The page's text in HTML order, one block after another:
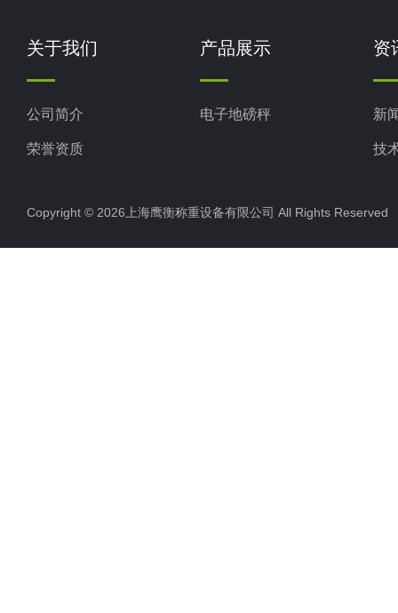
关于我们
公司简介
荣誉资质
产品展示
电子地磅秤
资
新
技
Copyright © 2026上海鹰衡称重设备有限公司 All Rights